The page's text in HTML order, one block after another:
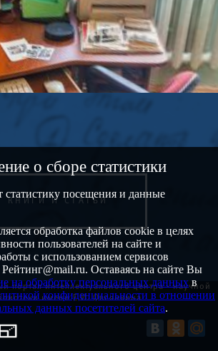
КНИГИ И СТАТЬИ
интеллектуального центра - научной
имени Е.И. Овсянкина
о сборе статистики
статистику посещения и данные
обработка файлов cookie в целях
пользователей на сайте и
с использованием сервисов
Оставаясь на сайте Вы
на обработку персональных данныхв
конфиденциальности в отношении
данных посетителей сайта.